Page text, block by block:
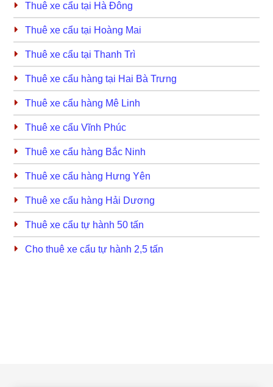
Thuê xe cẩu tại Hà Đông
Thuê xe cẩu tại Hoàng Mai
Thuê xe cẩu tại Thanh Trì
Thuê xe cẩu hàng tại Hai Bà Trưng
Thuê xe cẩu hàng Mê Linh
Thuê xe cẩu Vĩnh Phúc
Thuê xe cẩu hàng Bắc Ninh
Thuê xe cẩu hàng Hưng Yên
Thuê xe cẩu hàng Hải Dương
Thuê xe cẩu tự hành 50 tấn
Cho thuê xe cẩu tự hành 2,5 tấn